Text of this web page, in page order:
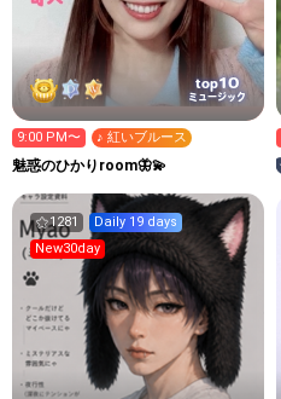
top10
ミュージック
9:00 PM〜 ♪ 紅いブルース
魅惑のひかりroom🦋💫
1281
Daily 19 days
New30day